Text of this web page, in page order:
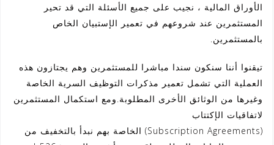
الأوراق المالية ، نجيب على جميع الأسئلة التي قد تحير
المستثمرين عند شروعهم في تعمير الإستبيان الخاص
بالمستثمرين.
تيقنوا أننا سنكون سندا مباشرا للمستثمرين وهم يجتازون هذه
العملية التي تشمل تعمير مذكرات التوظيف السرية الخاصة
وغيرها من الوثائق الأخرى المطلوبة.ومع استكمال المستثمرين
لاتفاقيات الإكتتاب
(Subscription Agreements) الخاصة بهم نبدأ بالتخفيف من